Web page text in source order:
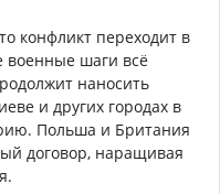
конфликт переходит в
военные шаги всё
наносить
и других городах в
Польша и Британия
договор, наращивая